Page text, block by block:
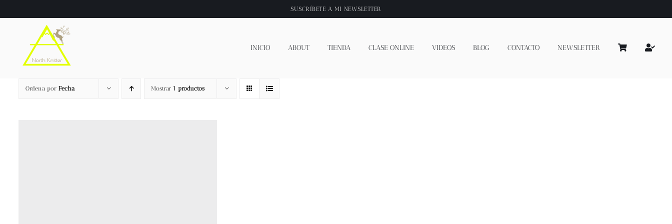
al
SUSCRÍBETE A MI NEWSLETTER
INICIO ABOUT TIENDA CLASE ONLINE VIDEOS BLOG CONTACTO NEWSLETTER
Ordena por Fecha Mostrar 1 productos